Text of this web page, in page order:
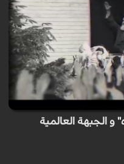
و الجبهة العالمية